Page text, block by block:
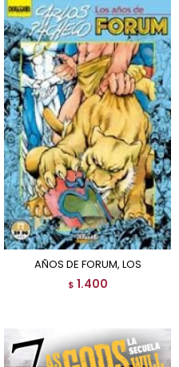
AÑOS DE FORUM, LOS
$ 1.400